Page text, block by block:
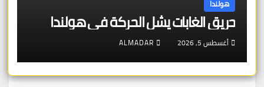
هولندا
حريق الغابات يشل الحركة في هولندا
أغسطس 5, 2026 ALMADAR